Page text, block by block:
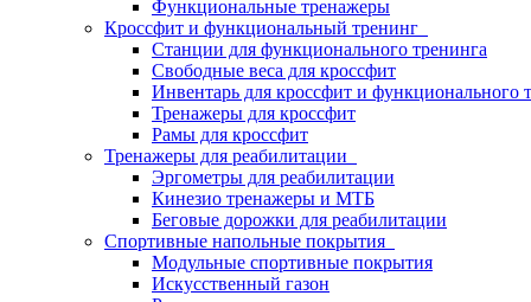
Функциональные тренажеры
Кроссфит и функциональный тренинг
Станции для функционального тренинга
Свободные веса для кроссфит
Инвентарь для кроссфит и функционального
Тренажеры для кроссфит
Рамы для кроссфит
Тренажеры для реабилитации
Эргометры для реабилитации
Кинезио тренажеры и МТБ
Беговые дорожки для реабилитации
Спортивные напольные покрытия
Модульные спортивные покрытия
Искусственный газон